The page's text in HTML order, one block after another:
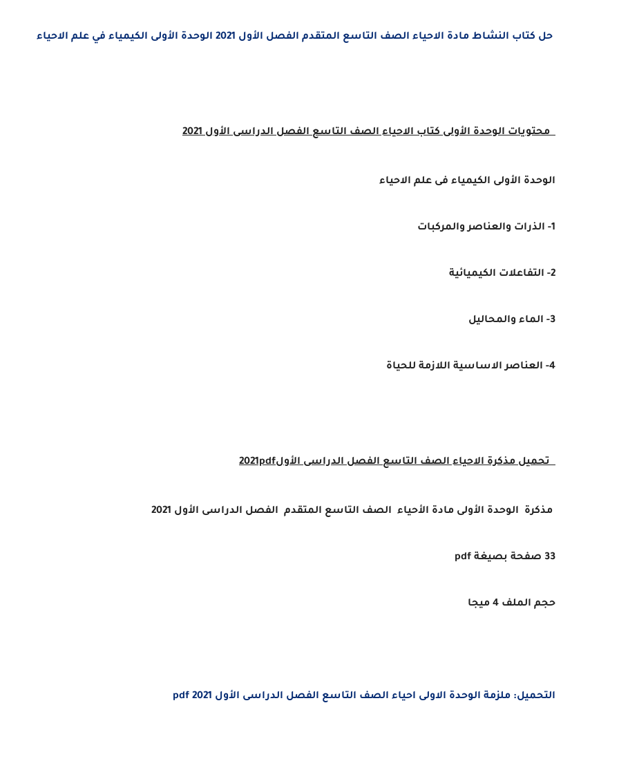
حل كتاب النشاط مادة الاحياء الصف التاسع المتقدم الفصل الأول 2021 الوحدة الأولى الكيمياء في علم الاحياء
محتويات الوحدة الأولى كتاب الاحياء الصف التاسع الفصل الدراسى الأول 2021
الوحدة الأولى الكيمياء فى علم الاحياء
1- الذرات والعناصر والمركبات
2- التفاعلات الكيميائية
3- الماء والمحاليل
4- العناصر الاساسية اللازمة للحياة
تحميل مذكرة الاحياء الصف التاسع الفصل الدراسى الأول2021pdf
مذكرة الوحدة الأولى مادة الأحياء الصف التاسع المتقدم الفصل الدراسى الأول 2021
33 صفحة بصيغة pdf
حجم الملف 4 ميجا
التحميل: ملزمة الوحدة الاولى احياء الصف التاسع الفصل الدراسى الأول 2021 pdf